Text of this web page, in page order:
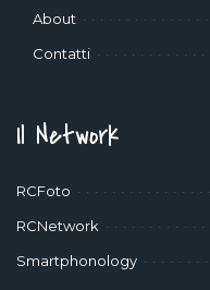
About
Contatti
Il Network
RCFoto
RCNetwork
Smartphonology